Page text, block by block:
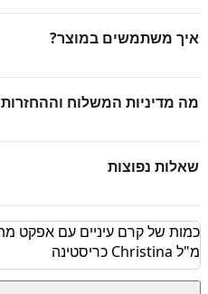
איך משתמשים במוצר?
מה מדיניות המשלוח
שאלות נפוצות
מ"ל Christina כריסטינה